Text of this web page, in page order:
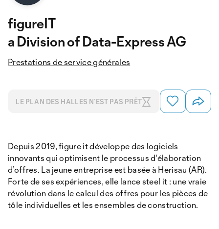
figureIT
a Division of Data-Express AG
Prestations de service générales
LE PLAN DES HALLES N’EST PAS PRÊT
Depuis 2019, figure it développe des logiciels
innovants qui optimisent le processus d'élaboration
d’offres. La jeune entreprise est basée à Herisau (AR).
Forte de ses expériences, elle lance steel it : une vraie
révolution dans le calcul des offres pour les pièces de
tôle individuelles et les ensembles de construction.